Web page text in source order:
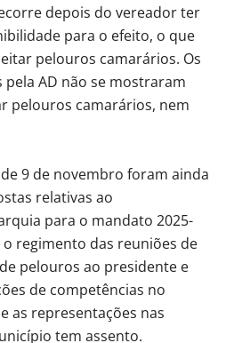
depois do vereador ter
para o efeito, o que
pelouros camarários. Os
AD não se mostraram
pelouros camarários, nem
9 de novembro foram ainda
relativas ao
para o mandato 2025-
regimento das reuniões de
pelouros ao presidente e
de competências no
as representações nas
tem assento.